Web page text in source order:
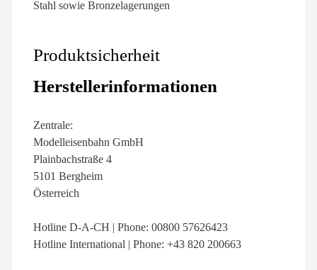
Stahl sowie Bronzelagerungen
Produktsicherheit
Herstellerinformationen
Zentrale:
Modelleisenbahn GmbH
Plainbachstraße 4
5101 Bergheim
Österreich
Hotline D-A-CH | Phone: 00800 57626423
Hotline International | Phone: +43 820 200663